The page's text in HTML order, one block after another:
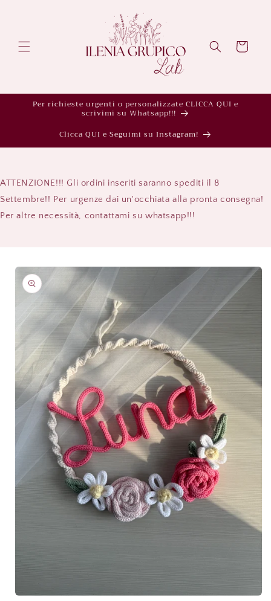
Carrello
Per richieste urgenti o personalizzate CLICCA QUI e
scrivimi su Whatsapp!!!
Clicca QUI e Seguimi su Instagram!
ATTENZIONE!!! Gli ordini inseriti saranno spediti il 8
Settembre!! Per urgenze dai un'occhiata alla pronta consegna!
Per altre necessità, contattami su whatsapp!!!
informazioni
sul
prodotto